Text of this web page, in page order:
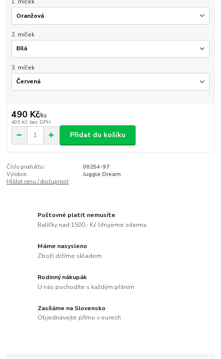
1. míček
2. míček
3. míček
490 Kč/ks
405 Kč bez DPH
Přidat do košíku
Číslo produktu:
00254-97
Výrobce:
Juggle Dream
Hlídat cenu / dostupnost
Poštovné platit nemusíte
Balíčky nad 1500,- Kč lifrujeme zdarma
Máme nasysleno
Zboží držíme skladem
Rodinný nákupák
U nás pochodíte s každým přáním
Zasíláme na Slovensko
Objednávejte přímo v eurech